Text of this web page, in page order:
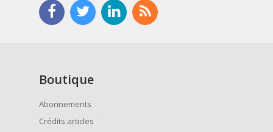
Boutique
Abonnements
Crédits articles